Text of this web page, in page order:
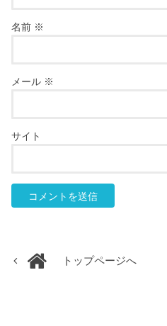
名前 ※
メール ※
サイト
トップページへ